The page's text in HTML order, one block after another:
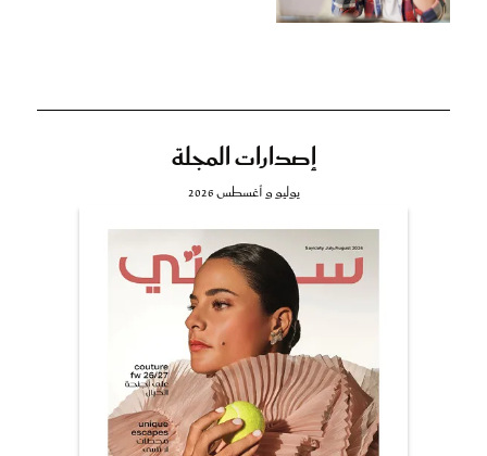
إصدارات المجلة
يوليو و أغسطس 2026